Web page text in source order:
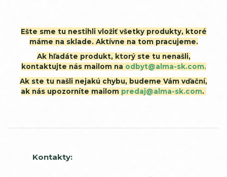
Ešte sme tu nestihli vložiť všetky produkty, ktoré
máme na sklade. Aktívne na tom pracujeme.
Ak hľadáte produkt, ktorý ste tu nenašli,
kontaktujte nás mailom na odbyt@alma-sk.com.
Ak ste tu našli nejakú chybu, budeme Vám vďační,
ak nás upozorníte mailom predaj@alma-sk.com.
Kontakty: